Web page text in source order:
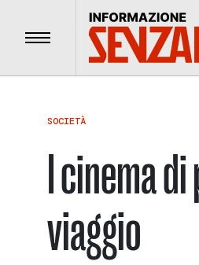
Menu
SOCIETÀ
I cinema
viaggio